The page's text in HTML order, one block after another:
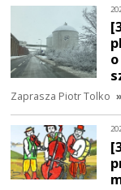
Zaprasza Piotr Tolko